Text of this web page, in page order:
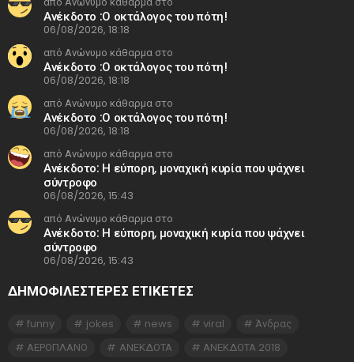
Ανέκδοτο :Ο οκτάλογος του πότη!
06/08/2026, 18:18
από Ανώνυμο κάθαρμα στο
Ανέκδοτο :Ο οκτάλογος του πότη!
06/08/2026, 18:18
από Ανώνυμο κάθαρμα στο
Ανέκδοτο :Ο οκτάλογος του πότη!
06/08/2026, 18:18
από Ανώνυμο κάθαρμα στο
Ανέκδοτο: Η εύπορη, μοναχική κυρία που ψάχνει
σύντροφο
06/08/2026, 15:43
από Ανώνυμο κάθαρμα στο
Ανέκδοτο: Η εύπορη, μοναχική κυρία που ψάχνει
σύντροφο
06/08/2026, 15:43
ΔΗΜΟΦΙΛΕΣΤΕΡΕΣ ΕΤΙΚΈΤΕΣ
funny jokes news viral
Άνδρας
ΑΕΡΟΠΛΑΝΟ
ΑΝΕΚΔΟΤΑ
ΑΝΕΚΔΟΤΑ 2018